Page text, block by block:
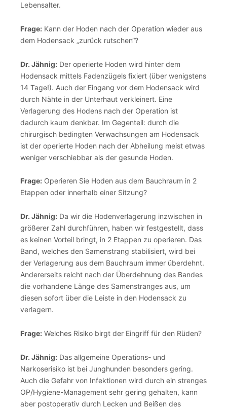
Lebensalter.
Frage: Kann der Hoden nach der Operation wieder aus
dem Hodensack „zurück rutschen“?
Dr. Jähnig: Der operierte Hoden wird hinter dem
Hodensack mittels Fadenzügels fixiert (über wenigstens
14 Tage!). Auch der Eingang vor dem Hodensack wird
durch Nähte in der Unterhaut verkleinert. Eine
Verlagerung des Hodens nach der Operation ist
dadurch kaum denkbar. Im Gegenteil: durch die
chirurgisch bedingten Verwachsungen am Hodensack
ist der operierte Hoden nach der Abheilung meist etwas
weniger verschiebbar als der gesunde Hoden.
Frage: Operieren Sie Hoden aus dem Bauchraum in 2
Etappen oder innerhalb einer Sitzung?
Dr. Jähnig: Da wir die Hodenverlagerung inzwischen in
größerer Zahl durchführen, haben wir festgestellt, dass
es keinen Vorteil bringt, in 2 Etappen zu operieren. Das
Band, welches den Samenstrang stabilisiert, wird bei
der Verlagerung aus dem Bauchraum immer überdehnt.
Andererseits reicht nach der Überdehnung des Bandes
die vorhandene Länge des Samenstranges aus, um
diesen sofort über die Leiste in den Hodensack zu
verlagern.
Frage: Welches Risiko birgt der Eingriff für den Rüden?
Dr. Jähnig: Das allgemeine Operations- und
Narkoserisiko ist bei Junghunden besonders gering.
Auch die Gefahr von Infektionen wird durch ein strenges
OP/Hygiene-Management sehr gering gehalten, kann
aber postoperativ durch Lecken und Beißen des